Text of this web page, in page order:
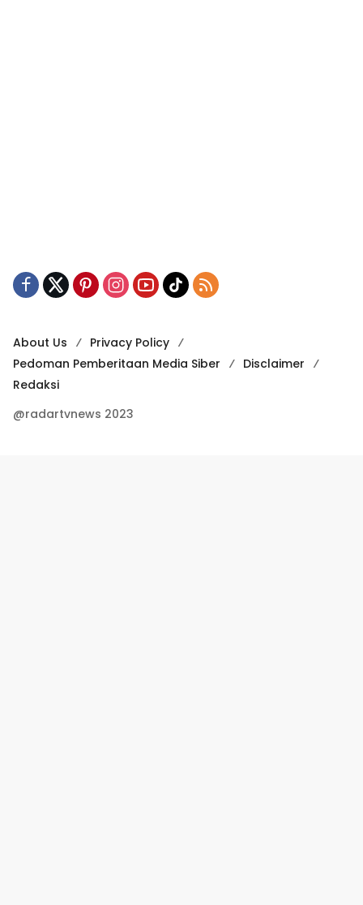
About Us
Privacy Policy
Pedoman Pemberitaan Media Siber
Disclaimer
Redaksi
@radartvnews 2023